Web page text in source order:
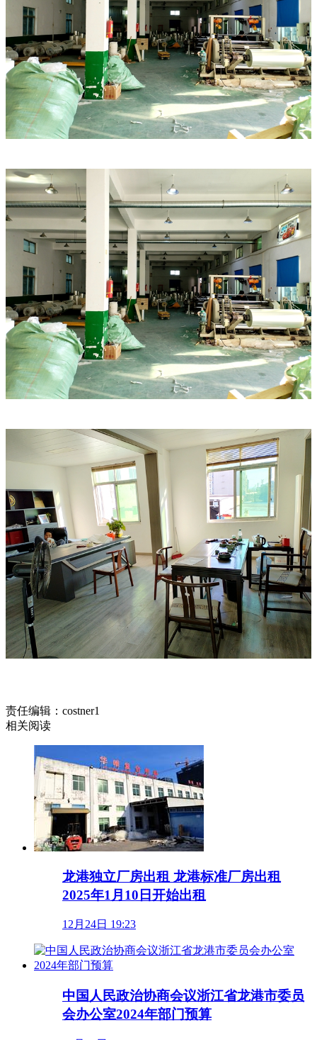
责任编辑：costner1
相关阅读
龙港独立厂房出租 龙港标准厂房出租
2025年1月10日开始出租
12月24日 19:23
中国人民政治协商会议浙江省龙港市委员
会办公室2024年部门预算